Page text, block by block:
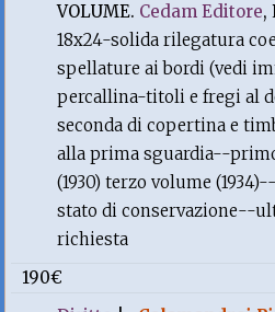
VOLUME. Cedam Editore,
18x24-solida rilegatura
spellature ai bordi (vedi
percallina-titoli e fregi al
seconda di copertina e
alla prima sguardia--
(1930) terzo volume
stato di conservazione--
richiesta
190€